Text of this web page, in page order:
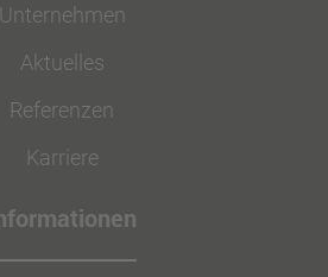
Unternehmen
Aktuelles
Referenzen
Karriere